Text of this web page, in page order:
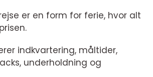
er en form for ferie, hvor alt
indkvartering, måltider,
underholdning og